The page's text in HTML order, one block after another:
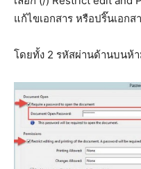
แก้ไขเอกสาร หรือปริ๊นเอกส
โดยทั้ง 2 รหัสผ่านด้านบนห้